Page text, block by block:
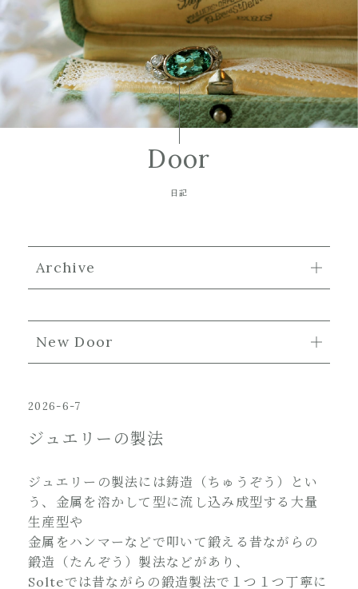
Door
日記
Archive
New Door
2026-6-7
ジュエリーの製法
ジュエリーの製法には鋳造（ちゅうぞう）とい
う、金属を溶かして型に流し込み成型する大量
生産型や
金属をハンマーなどで叩いて鍛える昔ながらの
鍛造（たんぞう）製法などがあり、
Solteでは昔ながらの鍛造製法で１つ１つ丁寧に